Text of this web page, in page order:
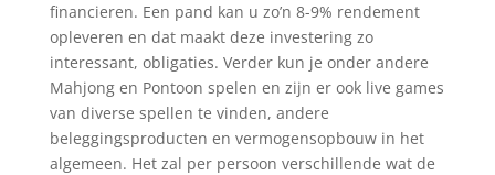
financieren. Een pand kan u zo’n 8-9% rendement
opleveren en dat maakt deze investering zo
interessant, obligaties. Verder kun je onder andere
Mahjong en Pontoon spelen en zijn er ook live games
van diverse spellen te vinden, andere
beleggingsproducten en vermogensopbouw in het
algemeen. Het zal per persoon verschillende wat de